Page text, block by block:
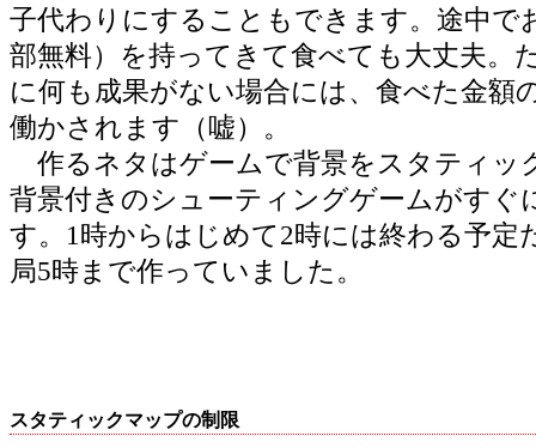
子代わりにすることもできます。途中で
部無料）を持ってきて食べても大丈夫。
に何も成果がない場合には、食べた金額
働かされます（嘘）。
作るネタはゲームで背景をスタティッ
背景付きのシューティングゲームがすぐ
す。1時からはじめて2時には終わる予定
局5時まで作っていました。
スタティックマップの制限